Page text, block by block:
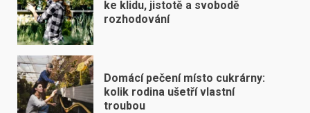
ke klidu, jistotě a svobodě
rozhodování
Domácí pečení místo cukrárny:
kolik rodina ušetří vlastní
troubou